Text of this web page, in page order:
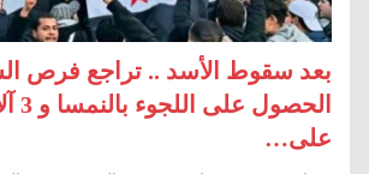
بعد سقوط الأسد .. تراجع فرص
على…